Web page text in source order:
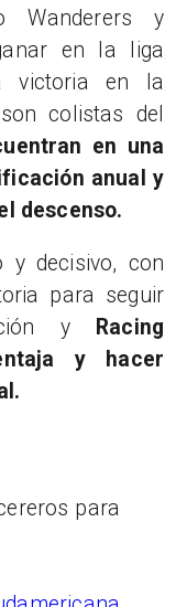
Wanderers y
en la liga
victoria en la
colistas del
en una
anual y
descenso.
y decisivo, con
para seguir
y
Racing
y hacer
para